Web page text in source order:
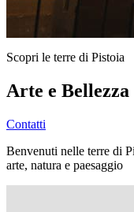
Scopri le terre di Pistoia
Arte e Bellezza
Contatti
Benvenuti nelle terre di
arte, natura e paesaggio